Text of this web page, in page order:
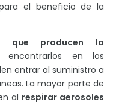
el beneficio de la
que producen la
encontrarlos en los
entrar al suministro a
La mayor parte de
al respirar aerosoles